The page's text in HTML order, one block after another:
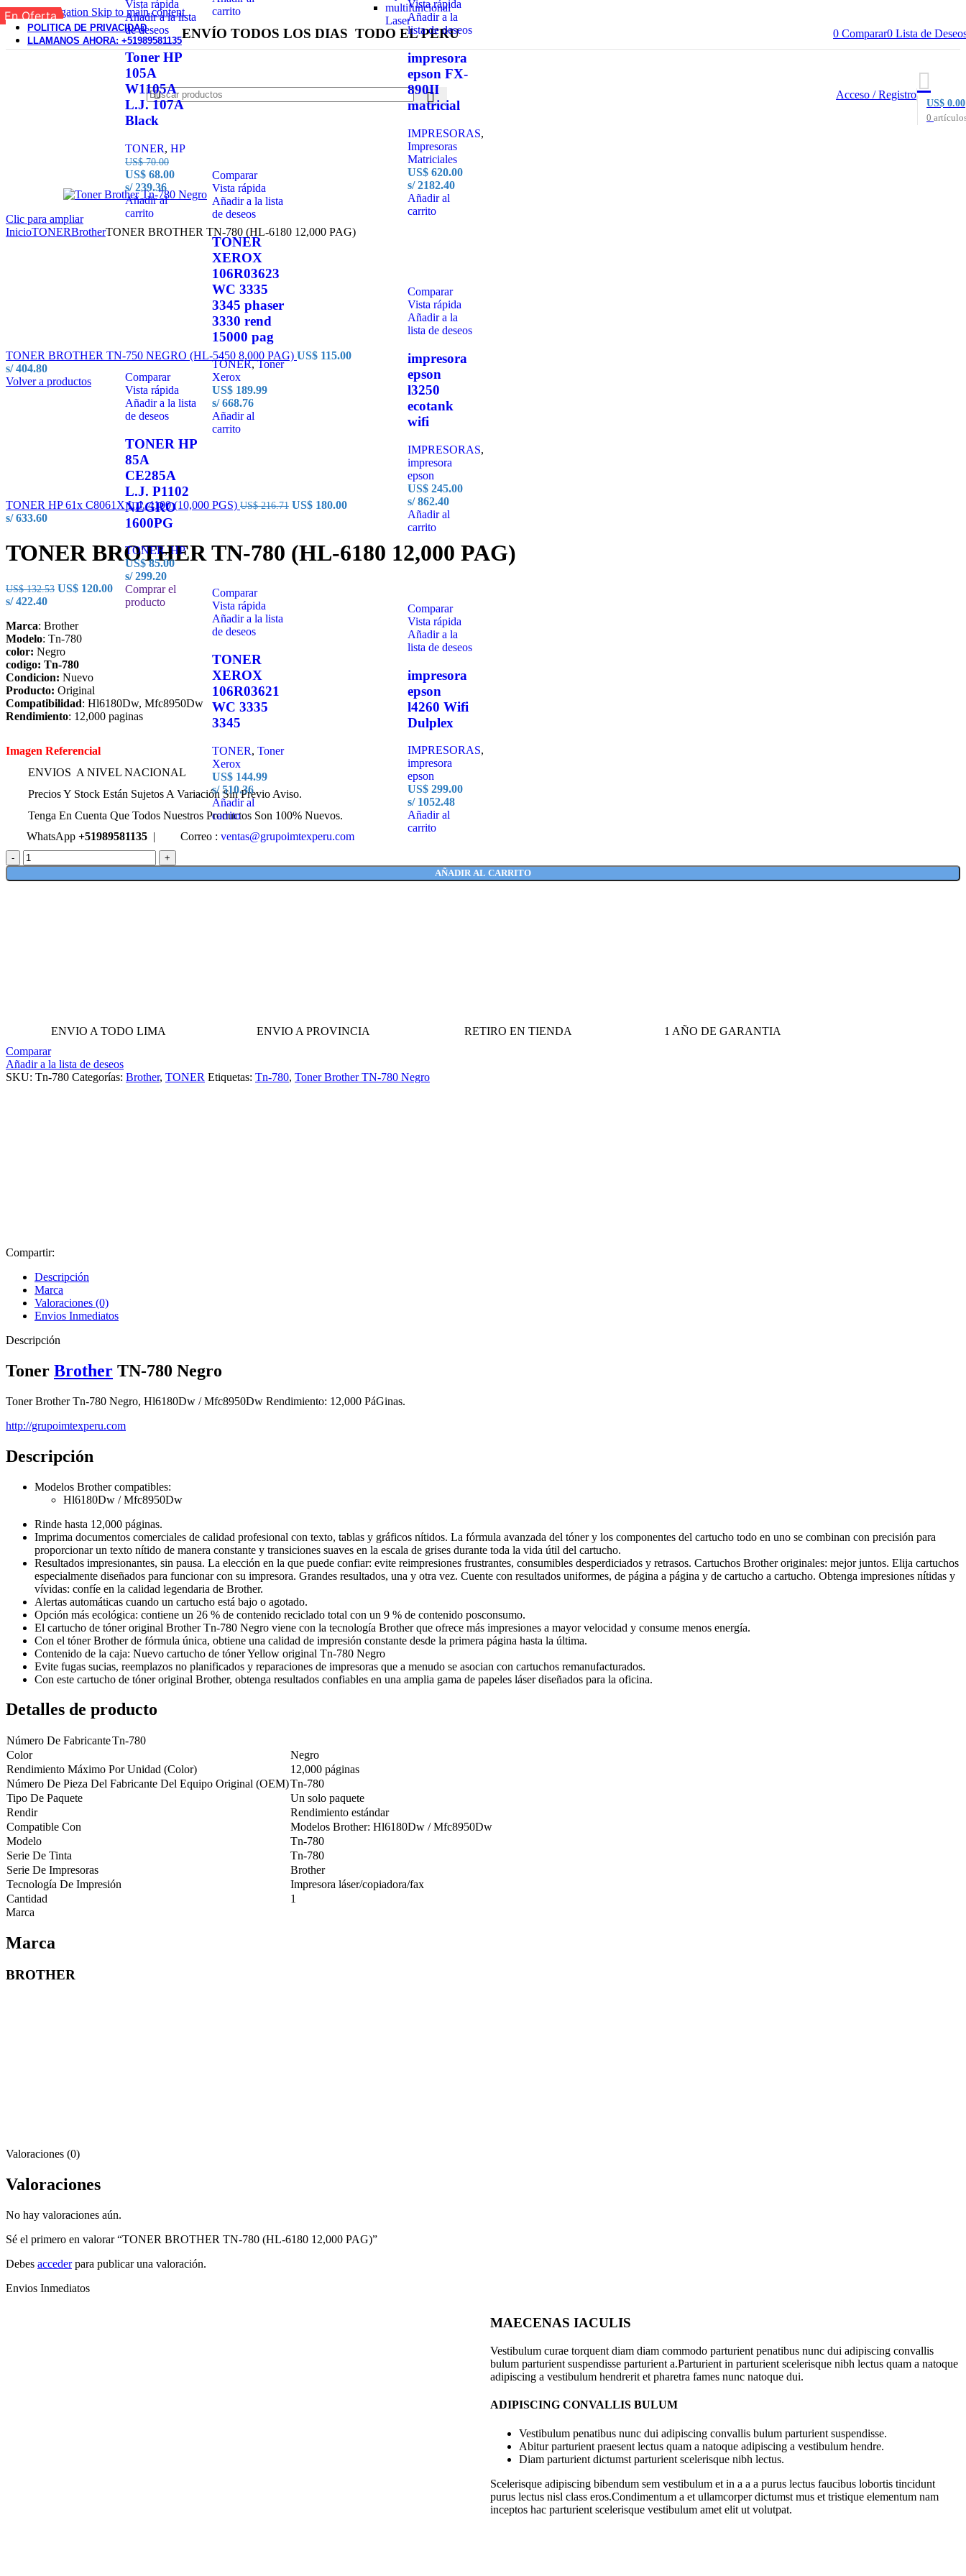
Skip to navigation Skip to main content
POLITICA DE PRIVACIDAD
LLAMANOS AHORA: +51989581135ENVÍO TODOS LOS DIAS TODO EL PERU 0 Comparar0 Lista de
Acceso / Registro
0
US$ 0.00
Vista rápida
Añadir a la lista
de deseos
Toner HP
105A
W1105A
L.J. 107A
Black
TONER, HP
US$70.00
US$68.00
s/ 239.36
Añadir al
carrito
Comparar
Vista rápida
Añadir a la lista
de deseos
TONER HP
85A
CE285A
L.J. P1102
NEGRO
1600PG
TONER, HP
US$85.00
s/ 299.20
Comprar el
producto
carrito
Comparar
Vista rápida
Añadir a la lista
de deseos
TONER
XEROX
106R03623
WC 3335
3345 phaser
3330 rend
15000 pag
TONER, Toner
Xerox
US$189.99
s/ 668.76
Añadir al
carrito
Comparar
Vista rápida
Añadir a la lista
de deseos
TONER
XEROX
106R03621
WC 3335
3345
TONER, Toner
Xerox
US$144.99
s/ 510.36
Añadir al
carrito
multifuncional
Laser
Vista rápida
Añadir a la
lista de deseos
impresora
epson FX-
890II
matricial
IMPRESORAS,
Impresoras
Matriciales
US$620.00
s/ 2182.40
Añadir al
carrito
Comparar
Vista rápida
Añadir a la
lista de deseos
impresora
epson
l3250
ecotank
wifi
IMPRESORAS,
impresora
epson
US$245.00
s/ 862.40
Añadir al
carrito
Comparar
Vista rápida
Añadir a la
lista de deseos
impresora
epson
l4260 Wifi
Dulplex
IMPRESORAS,
impresora
epson
US$299.00
s/ 1052.48
Añadir al
carrito
En Oferta
Clic para ampliar
InicioTONERBrotherTONER BROTHER TN-780 (HL-6180 12,000 PAG)
TONER BROTHER TN-750 NEGRO (HL-5450 8,000 PAG) US$ 115.00
s/ 404.80
Volver a productos
TONER HP 61x C8061X L.J. 4100 (10,000 PGS) US$216.71 US$ 180.00
s/ 633.60
TONER BROTHER TN-780 (HL-6180 12,000 PAG)
US$132.53 US$ 120.00
s/ 422.40
Marca: Brother
Modelo: Tn-780
color: Negro
codigo: Tn-780
Condicion: Nuevo
Producto: Original
Compatibilidad: Hl6180Dw, Mfc8950Dw
Rendimiento: 12,000 paginas
Imagen Referencial
ENVIOS A NIVEL NACIONAL
Precios Y Stock Están Sujetos A Variación Sin Previo Aviso.
Tenga En Cuenta Que Todos Nuestros Productos Son 100% Nuevos.
WhatsApp +51989581135 | Correo : ventas@grupoimtexperu.com
AÑADIR AL CARRITO
ENVIO A TODO LIMA ENVIO A PROVINCIA RETIRO EN TIENDA
1 AÑO DE GARANTIA
Comparar
Añadir a la lista de deseos
SKU: Tn-780 Categorías: Brother, TONER Etiquetas: Tn-780, Toner Brother TN-780 Negro
Compartir:
Descripción
Marca
Valoraciones (0)
Envios Inmediatos
Descripción
Toner Brother TN-780 Negro
Toner Brother Tn-780 Negro, Hl6180Dw / Mfc8950Dw Rendimiento: 12,000 PáGinas.
http://grupoimtexperu.com
Descripción
Modelos Brother compatibles:
Hl6180Dw / Mfc8950Dw
Rinde hasta 12,000 páginas.
Imprima documentos comerciales de calidad profesional con texto, tablas y gráficos nítidos. La fórmula avanzada del tóner y los componentes del cartucho todo en uno se combinan con precisión para
proporcionar un texto nítido de manera constante y transiciones suaves en la escala de grises durante toda la vida útil del cartucho.
Resultados impresionantes, sin pausa. La elección en la que puede confiar: evite reimpresiones frustrantes, consumibles desperdiciados y retrasos. Cartuchos Brother originales: mejor juntos. Elija cartuchos
especialmente diseñados para funcionar con su impresora. Grandes resultados, una y otra vez. Cuente con resultados uniformes, de página a página y de cartucho a cartucho. Obtenga impresiones nítidas y
vívidas: confíe en la calidad legendaria de Brother.
Alertas automáticas cuando un cartucho está bajo o agotado.
Opción más ecológica: contiene un 26 % de contenido reciclado total con un 9 % de contenido posconsumo.
El cartucho de tóner original Brother Tn-780 Negro viene con la tecnología Brother que ofrece más impresiones a mayor velocidad y consume menos energía.
Con el tóner Brother de fórmula única, obtiene una calidad de impresión constante desde la primera página hasta la última.
Contenido de la caja: Nuevo cartucho de tóner Yellow original Tn-780 Negro
Evite fugas sucias, reemplazos no planificados y reparaciones de impresoras que a menudo se asocian con cartuchos remanufacturados.
Con este cartucho de tóner original Brother, obtenga resultados confiables en una amplia gama de papeles láser diseñados para la oficina.
Detalles de producto
Número De FabricanteTn-780
Color
Negro
Rendimiento Máximo Por Unidad (Color)
12,000 páginas
Número De Pieza Del Fabricante Del Equipo Original (OEM)Tn-780
Tipo De Paquete
Un solo paquete
Rendir
Rendimiento estándar
Compatible Con
Modelos Brother: Hl6180Dw / Mfc8950Dw
Modelo
Tn-780
Serie De Tinta
Tn-780
Serie De Impresoras
Brother
Tecnología De Impresión
Impresora láser/copiadora/fax
Cantidad
1
Marca
Marca
BROTHER
Valoraciones (0)
Valoraciones
No hay valoraciones aún.
Sé el primero en valorar “TONER BROTHER TN-780 (HL-6180 12,000 PAG)”
Debes accederpara publicar una valoración.
Envios Inmediatos
MAECENAS IACULIS
Vestibulum curae torquent diam diam commodo parturient penatibus nunc dui adipiscing convallis
bulum parturient suspendisse parturient a.Parturient in parturient scelerisque nibh lectus quam a natoque
adipiscing a vestibulum hendrerit et pharetra fames nunc natoque dui.
ADIPISCING CONVALLIS BULUM
Vestibulum penatibus nunc dui adipiscing convallis bulum parturient suspendisse.
Abitur parturient praesent lectus quam a natoque adipiscing a vestibulum hendre.
Diam parturient dictumst parturient scelerisque nibh lectus.
Scelerisque adipiscing bibendum sem vestibulum et in a a a purus lectus faucibus lobortis tincidunt
purus lectus nisl class eros.Condimentum a et ullamcorper dictumst mus et tristique elementum nam
inceptos hac parturient scelerisque vestibulum amet elit ut volutpat.